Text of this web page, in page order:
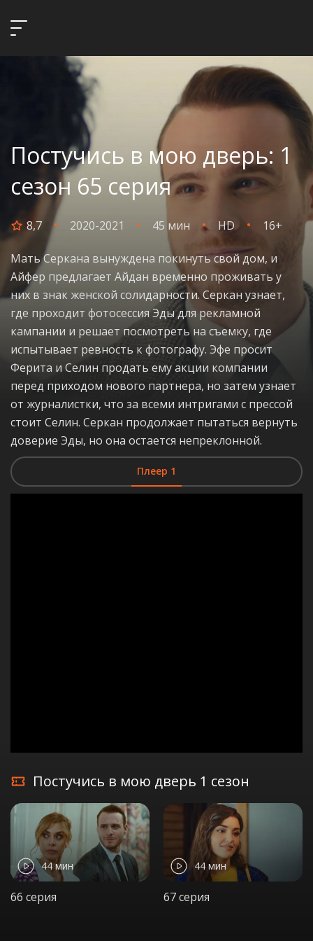
Постучись в мою дверь: 1
сезон 65 серия
8,7 2020-2021 45 мин HD 16+
Мать Серкана вынуждена покинуть свой дом, и
Айфер предлагает Айдан временно проживать у
них в знак женской солидарности. Серкан узнает,
где проходит фотосессия Эды для рекламной
кампании и решает посмотреть на съемку, где
испытывает ревность к фотографу. Эфе просит
Ферита и Селин продать ему акции компании
перед приходом нового партнера, но затем узнает
от журналистки, что за всеми интригами с прессой
стоит Селин. Серкан продолжает пытаться вернуть
доверие Эды, но она остается непреклонной.
Плеер 1
Постучись в мою дверь 1 сезон
44 мин
66 серия
44 мин
67 серия